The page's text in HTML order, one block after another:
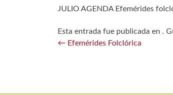
JULIO AGENDA Efemérides
Esta entrada fue publicada en .
Navegación
← Efemérides Folclórica